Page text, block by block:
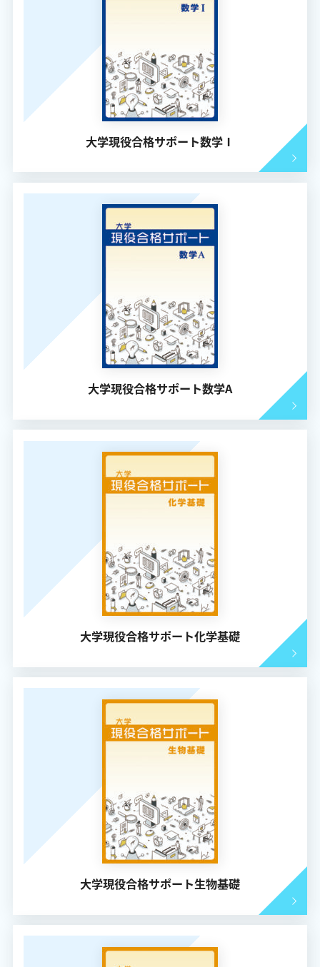
大学現役合格サポート数学Ⅰ
大学現役合格サポート数学A
大学現役合格サポート化学基礎
大学現役合格サポート生物基礎